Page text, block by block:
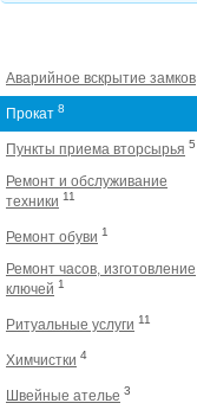
Аварийное вскрытие замков
Прокат 8
Пункты приема вторсырья 5
Ремонт и обслуживание
техники 11
Ремонт обуви 1
Ремонт часов, изготовление
ключей 1
Ритуальные услуги 11
Химчистки 4
Швейные ателье 3